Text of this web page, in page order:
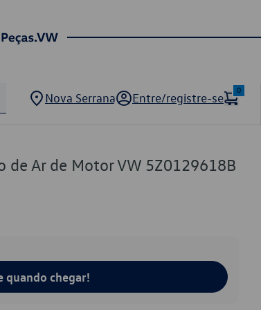
Nova Serrana Entre/registre-se
0
de Ar de Motor VW 5Z0129618B
quando chegar!